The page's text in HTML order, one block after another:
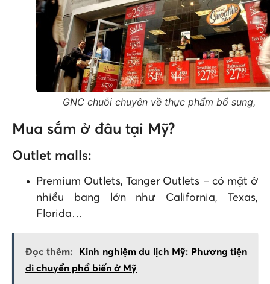
GNC chuỗi chuyên về thực phẩm bổ sung,
Mua sắm ở đâu tại Mỹ?
Outlet malls:
Premium Outlets, Tanger Outlets – có mặt ở
nhiều bang lớn như California, Texas,
Florida…
Đọc thêm:
Kinh nghiệm du lịch Mỹ: Phương tiện
di chuyển phổ biến ở Mỹ